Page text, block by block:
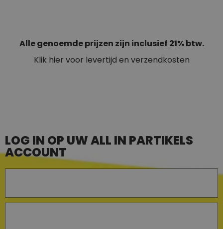
Alle genoemde prijzen zijn inclusief 21% btw.
Klik hier voor levertijd en verzendkosten
LOG IN OP UW ALL IN PARTIKELS
ACCOUNT